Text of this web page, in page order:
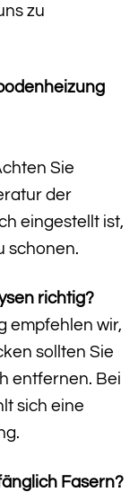
zu
Sie
der
eingestellt ist,
schonen.
richtig?
empfehlen wir,
sollten Sie
entfernen. Bei
sich eine
Fasern?